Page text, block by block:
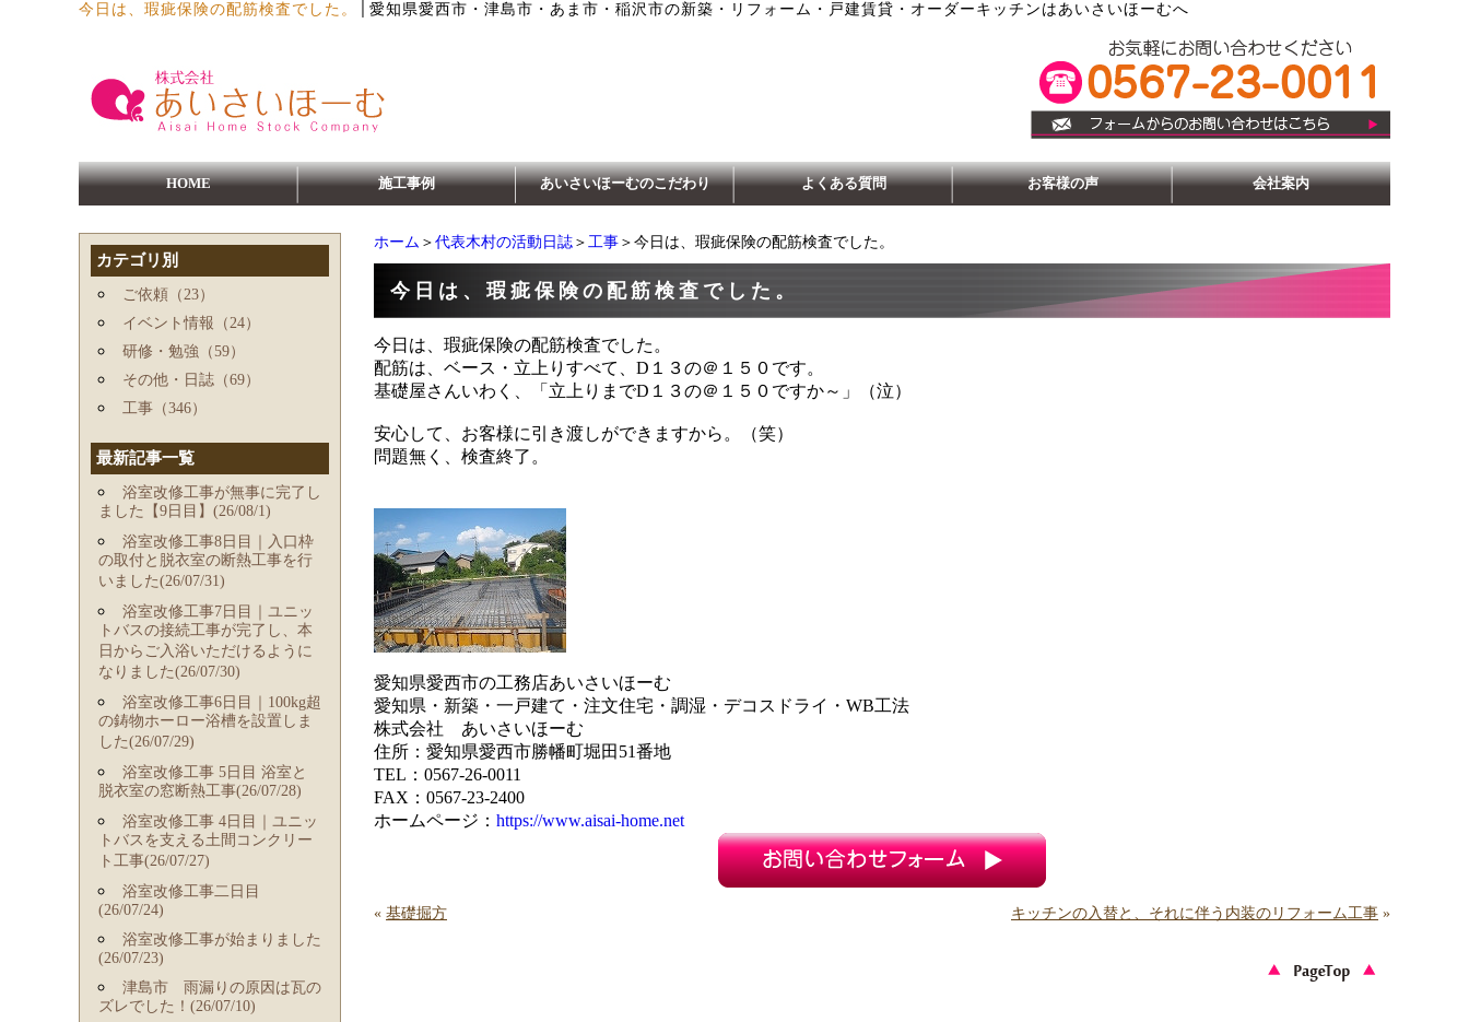
今日は、瑕疵保険の配筋検査でした。 愛知県愛西市・津島市・あま市・稲沢市の新築・リフォーム・戸建賃貸・オーダーキッチンはあいさいほーむへ
HOME 施工事例 あいさいほーむのこだわり よくある質問 お客様の声 会社案内
ホーム ＞ 代表木村の活動日誌 ＞ 工事 ＞今日は、瑕疵保険の配筋検査でした。
今日は、瑕疵保険の配筋検査でした。
今日は、瑕疵保険の配筋検査でした。
配筋は、ベース・立上りすべて、D１３の＠１５０です。
基礎屋さんいわく、「立上りまでD１３の＠１５０ですか～」（泣）
安心して、お客様に引き渡しができますから。（笑）
問題無く、検査終了。
愛知県愛西市の工務店あいさいほーむ
愛知県・新築・一戸建て・注文住宅・調湿・デコスドライ・WB工法
株式会社 あいさいほーむ
住所：愛知県愛西市勝幡町堀田51番地
TEL：0567-26-0011
FAX：0567-23-2400
ホームページ： https://www.aisai-home.net
« 基礎掘方 キッチンの入替と、それに伴う内装のリフォーム工事 »
カテゴリ別
ご依頼（23）
イベント情報（24）
研修・勉強（59）
その他・日誌（69）
工事（346）
最新記事一覧
浴室改修工事が無事に完了し
ました【9日目】(26/08/1)
浴室改修工事8日目｜入口枠
の取付と脱衣室の断熱工事を行
いました(26/07/31)
浴室改修工事7日目｜ユニッ
トバスの接続工事が完了し、本
日からご入浴いただけるように
なりました(26/07/30)
浴室改修工事6日目｜100kg超
の鋳物ホーロー浴槽を設置しま
した(26/07/29)
浴室改修工事 5日目 浴室と
脱衣室の窓断熱工事(26/07/28)
浴室改修工事 4日目｜ユニッ
トバスを支える土間コンクリー
ト工事(26/07/27)
浴室改修工事二日目
(26/07/24)
浴室改修工事が始まりました
(26/07/23)
津島市 雨漏りの原因は瓦の
ズレでした！(26/07/10)